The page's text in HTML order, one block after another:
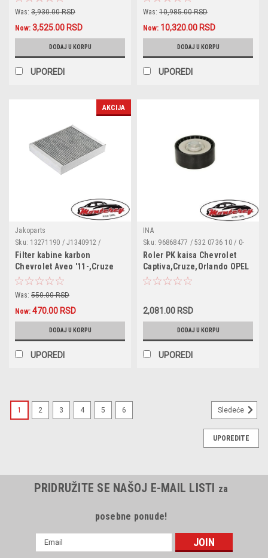
Was: 3,930.00 RSD
Now: 3,525.00 RSD
DODAJ U KORPU
UPOREDI
Was: 10,985.00 RSD
Now: 10,320.00 RSD
DODAJ U KORPU
UPOREDI
AKCIJA
Jakoparts
Sku: 13271190 / J1340912 /
1808246 /1808524 / 52425938 /
1808246 / PB1186 / CU2442 /
180045710 / 3018080246
/1987432004 / K1223 / LA472 /
50014455 / WP9356
Filter kabine karbon
Chevrolet Aveo '11-,Cruze
'09-,Orlando '11-,Spark M300
'09-,Cascada '10-,Insignia
'08-,Meriva B '10-,Mokka
'12-,Zafira Tourer C '11-,Saab
Was: 550.00 RSD
Now: 470.00 RSD
DODAJ U KORPU
UPOREDI
INA
Sku: 96868477 / 532 0736 10 / 0-
N2420 / 59007 / VKM 35352 / DIP-
1010
Roler PK kaisa Chevrolet
Captiva,Cruze,Orlando OPEL
Antara dizel 2.0-2.2
2,081.00 RSD
DODAJ U KORPU
UPOREDI
1 2 3 4 5 6 Sledeće
UPOREDITE
PRIDRUŽITE SE NAŠOJ E-MAIL LISTI za
posebne ponude!
mail